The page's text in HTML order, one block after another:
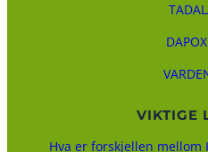
VIKTIGE
Hva er forskjellen mellom